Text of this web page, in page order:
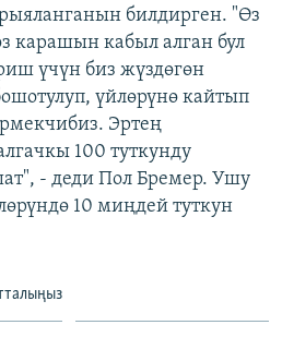
билдирген. "Өз
карашын кабыл алган бул
үчүн биз жүздөгөн
үйлөрүнө кайтып
Эртең
100 туткунду
- деди Пол Бремер. Ушу
10 миңдей туткун